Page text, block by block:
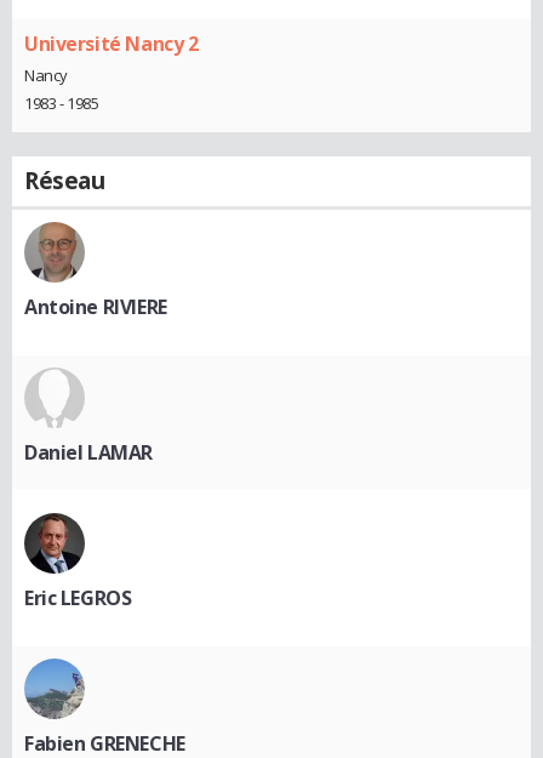
Université Nancy 2
Nancy
1983 - 1985
Réseau
Antoine RIVIERE
Daniel LAMAR
Eric LEGROS
Fabien GRENECHE